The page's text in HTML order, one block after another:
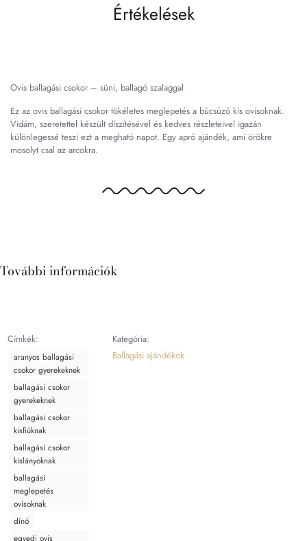
Értékelések
Ovis ballagási csokor – süni, ballagó szalaggal
Ez az ovis ballagási csokor tökéletes meglepetés a búcsúzó kis ovisoknak.
Vidám, szeretettel készült díszítésével és kedves részleteivel igazán
különlegessé teszi ezt a megható napot. Egy apró ajándék, ami örökre
mosolyt csal az arcokra.
További információk
Címkék:
aranyos ballagási
csokor gyerekeknek
ballagási csokor
gyerekeknek
ballagási csokor
kisfiúknak
ballagási csokor
kislányoknak
ballagási
meglepetés
ovisoknak
dínó
egyedi ovis
Kategória:
Ballagási ajándékok